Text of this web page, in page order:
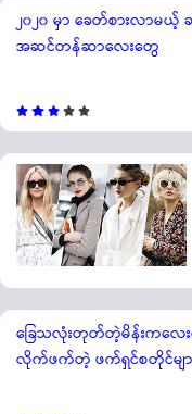
၂၀၂၀ မှာ ခေတ်စားလာမ
အဆင်တန်ဆာလေးတွေ
ခြေသလုံးတုတ်တဲ့မိန်းကလေ
လိုက်ဖက်တဲ့ ဖက်ရှင်စတိုင်မျာ